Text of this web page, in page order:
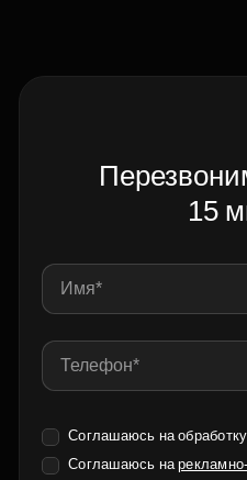
15
Соглашаюсь на обработку
Соглашаюсь на